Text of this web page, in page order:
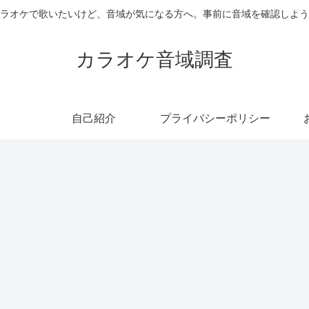
オケで歌いたいけど、音域が気になる方へ。事前に音域を確認しよう
カラオケ音域調査
自己紹介 プライバシーポリシー